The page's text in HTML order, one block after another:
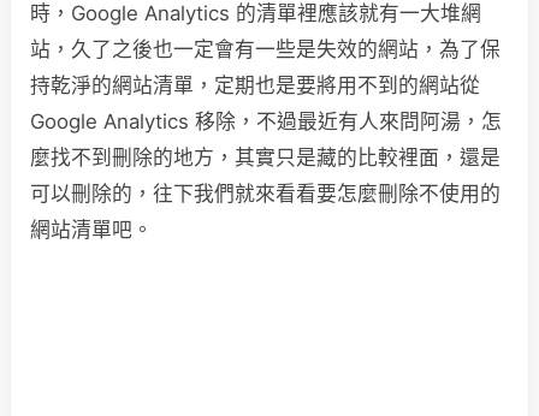
時，Google Analytics 的清單裡應該就有一大堆網
站，久了之後也一定會有一些是失效的網站，為了保
持乾淨的網站清單，定期也是要將用不到的網站從
Google Analytics 移除，不過最近有人來問阿湯，怎
麼找不到刪除的地方，其實只是藏的比較裡面，還是
可以刪除的，往下我們就來看看要怎麼刪除不使用的
網站清單吧。